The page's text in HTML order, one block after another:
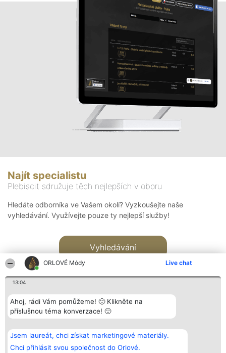
ORLOVÉ Módy Live chat
13:04
Ahoj, rádi Vám pomůžeme! 🙂 Klikněte na
příslušnou téma konverzace! 🙂
Jsem laureát, chci získat marketingové materiály.
Chci přihlásit svou společnost do Orlové.
Najít specialistu
Plebiscit sdružuje těch nejlepších v oboru
Hledáte odborníka ve Vašem okolí? Vyzkoušejte naše
vyhledávání. Využívejte pouze ty nejlepší služby!
Vyhledávání
Bright Side Solutions sp. z o.
o. sp. k.
ul. Ruska 22
Wrocław 50-079
Vítězové
Seznam všech
laureátů
Zásady
Kontakt